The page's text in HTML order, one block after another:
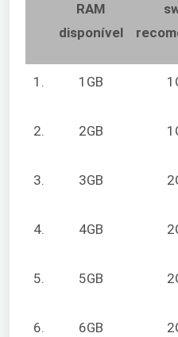
RAM
disponível
1. 1GB
2. 2GB
3. 3GB
4. 4GB
5. 5GB
6. 6GB